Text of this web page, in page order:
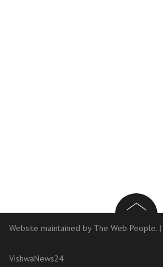
Website maintained by The Web People. |
VishwaNews24